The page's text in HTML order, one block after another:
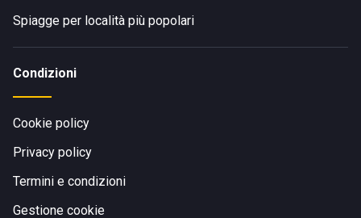
Spiagge per località più popolari
Condizioni
Cookie policy
Privacy policy
Termini e condizioni
Gestione cookie